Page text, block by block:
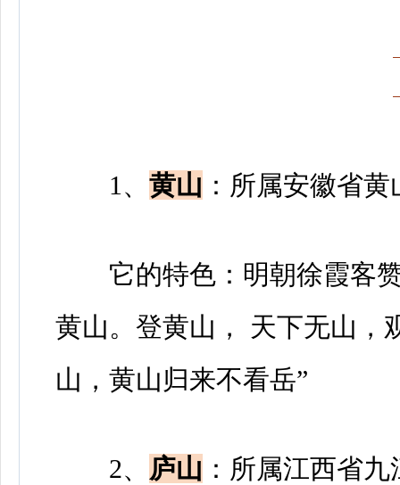
1、 黄山 ：所属安徽省
它的特色：明朝徐霞客赞
黄山。登黄山， 天下无山，
山，黄山归来不看岳”
2、 庐山 ：所属江西省